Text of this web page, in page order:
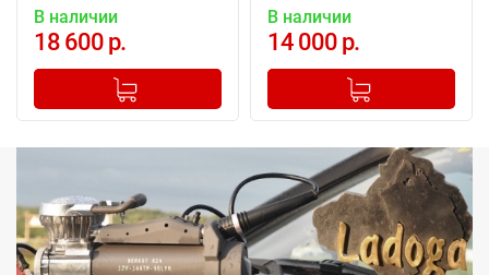
В наличии
18 600 р.
+
Добавлено в корзину
В наличии
14 000 р.
+
Добавлено в корзину